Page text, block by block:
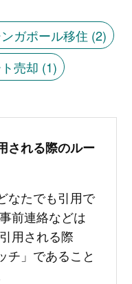
ガポール移住 (2)
売却 (1)
される際のルー
なたでも引用で
前連絡などは
用される際
チ」であること